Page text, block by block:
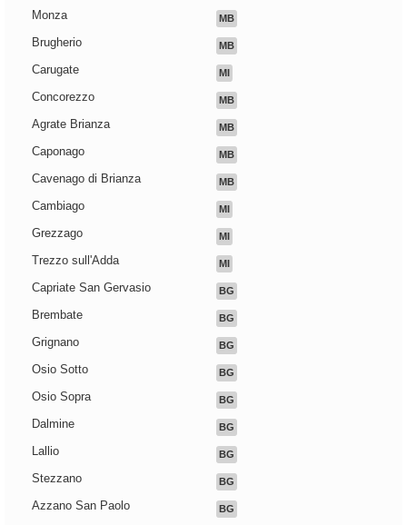
Monza MB
Brugherio MB
Carugate MI
Concorezzo MB
Agrate Brianza MB
Caponago MB
Cavenago di Brianza MB
Cambiago MI
Grezzago MI
Trezzo sull'Adda MI
Capriate San Gervasio BG
Brembate BG
Grignano BG
Osio Sotto BG
Osio Sopra BG
Dalmine BG
Lallio BG
Stezzano BG
Azzano San Paolo BG